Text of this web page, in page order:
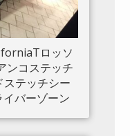
ロッソ
ンコステッチ
ステッチシー
イバーゾーン